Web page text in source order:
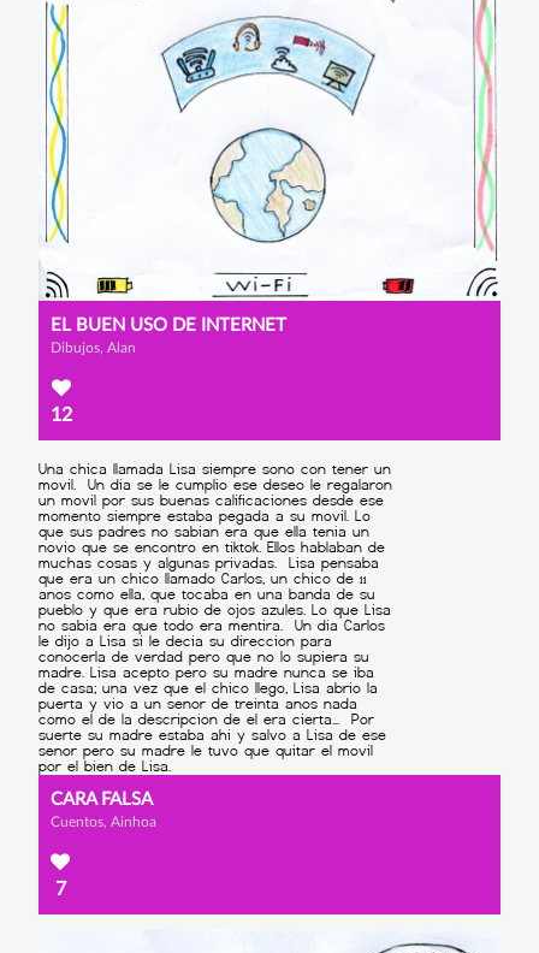
EL BUEN USO DE INTERNET
Dibujos, Alan
12
CARA FALSA
Cuentos, Ainhoa
7